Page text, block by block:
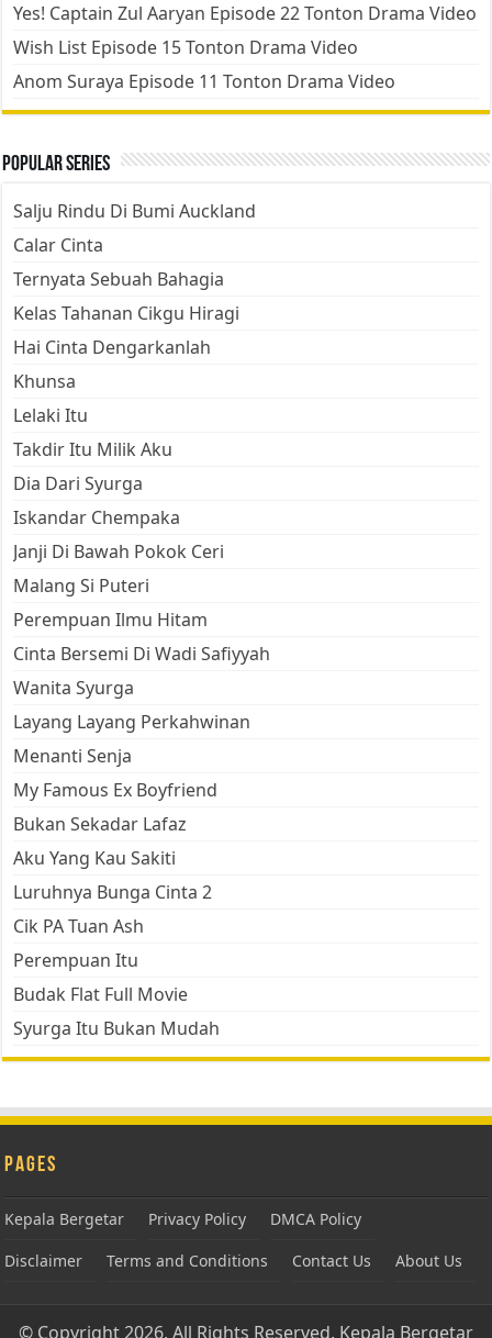
Yes! Captain Zul Aaryan Episode 22 Tonton Drama Video
Wish List Episode 15 Tonton Drama Video
Anom Suraya Episode 11 Tonton Drama Video
Popular Series
Salju Rindu Di Bumi Auckland
Calar Cinta
Ternyata Sebuah Bahagia
Kelas Tahanan Cikgu Hiragi
Hai Cinta Dengarkanlah
Khunsa
Lelaki Itu
Takdir Itu Milik Aku
Dia Dari Syurga
Iskandar Chempaka
Janji Di Bawah Pokok Ceri
Malang Si Puteri
Perempuan Ilmu Hitam
Cinta Bersemi Di Wadi Safiyyah
Wanita Syurga
Layang Layang Perkahwinan
Menanti Senja
My Famous Ex Boyfriend
Bukan Sekadar Lafaz
Aku Yang Kau Sakiti
Luruhnya Bunga Cinta 2
Cik PA Tuan Ash
Perempuan Itu
Budak Flat Full Movie
Syurga Itu Bukan Mudah
Pages
Kepala Bergetar Privacy Policy
DMCA Policy
Disclaimer
Terms and Conditions Contact Us About Us
© Copyright 2026, All Rights Reserved. Kepala Bergetar